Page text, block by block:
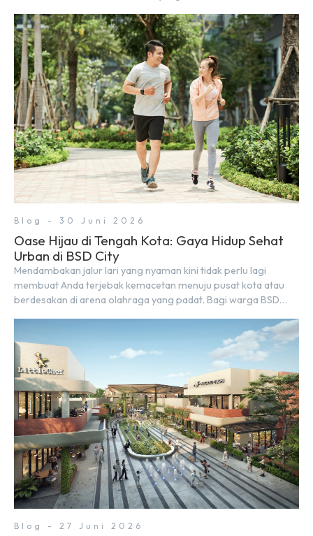
nyaman, baik untuk produktif bekerja (WFC) maupun sekadar
bersantai bersama orang terdekat. Kabar baiknya, deretan
kafe hits ini tersebar di lokasi-lokasi strategis yang sangat […]
Blog - 30 Juni 2026
Oase Hijau di Tengah Kota: Gaya Hidup Sehat
Urban di BSD City
Mendambakan jalur lari yang nyaman kini tidak perlu lagi
membuat Anda terjebak kemacetan menuju pusat kota atau
berdesakan di arena olahraga yang padat. Bagi warga BSD
sekitar yang rindang, estetik, dan menenangkan. Sebagai
kawasan township terpadu, BSD City terus bertransformasi
menjadi area hunian modern yang sangat mendukung […]
Blog - 27 Juni 2026